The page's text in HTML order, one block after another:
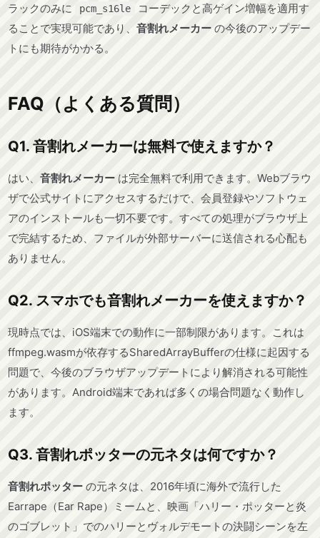
ラックのみに
pcm_s16le
コーデックと高ゲイン増幅を適用す
ることで実現可能であり、 音割れメーカー の今後のアップデー
トにも期待がかかる。
FAQ（よくある質問）
Q1. 音割れメーカーは無料で使えますか？
はい、 音割れメーカー は完全無料で利用できます。Webブラウ
ザで公式サイトにアクセスするだけで、会員登録やソフトウェ
アのインストールも一切不要です。すべての処理がブラウザ上
で完結するため、ファイルが外部サーバーに送信される心配も
ありません。
Q2. スマホでも音割れメーカーを使えますか？
現時点では、iOS端末での動作に一部制限があります。これは
ffmpeg.wasmが依存するSharedArrayBufferの仕様に起因する
問題で、今後のブラウザアップデートにより解消される可能性
があります。Android端末であれば多くの場合問題なく動作し
ます。
Q3. 音割れポッターの元ネタは何ですか？
音割れポッター の元ネタは、2016年頃に海外で流行した
Earrape（Ear Rape）ミームと、映画「ハリー・ポッターと炎
のゴブレット」でのハリーとヴォルデモートの決闘シーンを左